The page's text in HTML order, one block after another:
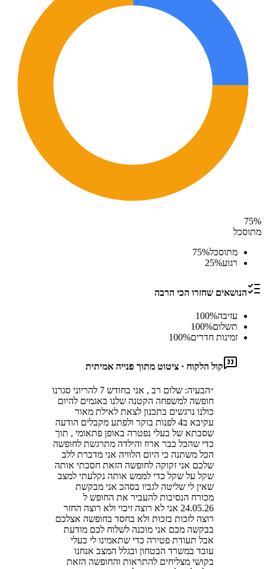
75%
מתוסכל
מתוסכל
75%
רגוע
25%
הנושאים שחזרו הכי הרבה
עזיבה 100%
תשלום
100%
זמינות חדרים
100%
קול הלקוח · ציטוט מתוך פנייה אמיתית
״
הבעיה: שלום רב , אני בחודש 7 להריוני סגרנו
חופשה למשפחה הקטנה שלנו באגמים להיום
כולנו נרגשים בתכנון לצאת לאילת מאור
עקיבא ב4 לפנות בוקר ולפתע מקבלים הודעה
שסבתא של בעלי נפטרה באופן פתאומי , תוך
כדי שהכל כבר ארוז והילדה מתרגשת לחופשה
הכל משתנה כי היום הלוויה אני מדברת ללב
שלכם אני זקוקה לחופשה הזאת חסכתי אותה
שקל על שקל כדי לממש אותה נקלעתי למצב
שאין לי שליטה לגביו בסהכ אני מבקשת
מכורח הנסיבות להעביר את החופש ל
24.05.26 אני לא רוצה זיכוי ולא רוצה החזר
רוצה לזכות בזכות ולא בחסד בחופשה אצלכם
בבקשה מכם אני מוכנה לשלוח לכם מודעת
אבל תעודת פטירה כדי שתאמינו לי בעלי
עובד במשרד הבטחון ובגלל המצב אנחנו
בקושי מצליחים להתראות והחופשה הזאת